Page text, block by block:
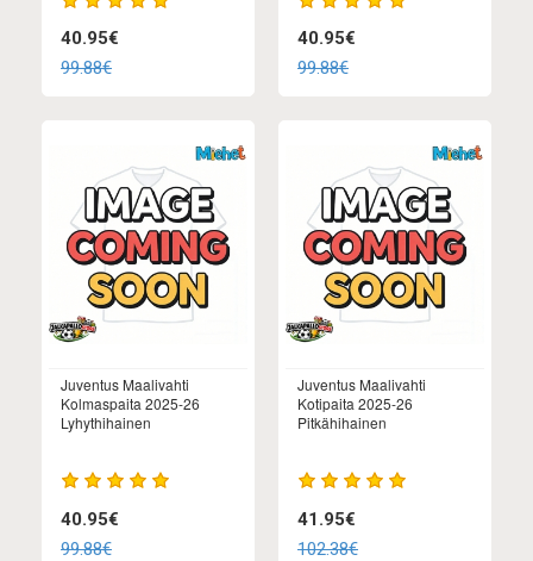
40.95€
99.88€
40.95€
99.88€
Juventus Maalivahti
Kolmaspaita 2025-26
Lyhythihainen
40.95€
99.88€
Juventus Maalivahti
Kotipaita 2025-26
Pitkähihainen
41.95€
102.38€